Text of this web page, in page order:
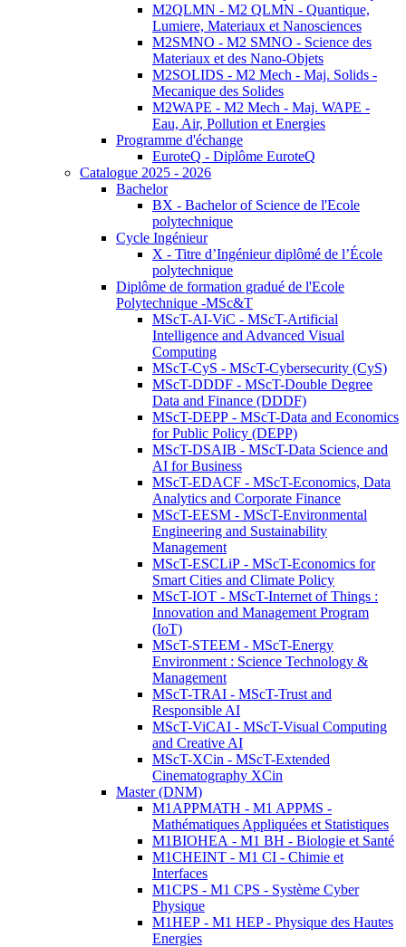
M2QLMN - M2 QLMN - Quantique,
Lumiere, Materiaux et Nanosciences
M2SMNO - M2 SMNO - Science des
Materiaux et des Nano-Objets
M2SOLIDS - M2 Mech - Maj. Solids -
Mecanique des Solides
M2WAPE - M2 Mech - Maj. WAPE -
Eau, Air, Pollution et Energies
Programme d'échange
EuroteQ - Diplôme EuroteQ
Catalogue 2025 - 2026
Bachelor
BX - Bachelor of Science de l'Ecole
polytechnique
Cycle Ingénieur
X - Titre d’Ingénieur diplômé de l’École
polytechnique
Diplôme de formation gradué de l'Ecole
Polytechnique -MSc&T
MScT-AI-ViC - MScT-Artificial
Intelligence and Advanced Visual
Computing
MScT-CyS - MScT-Cybersecurity (CyS)
MScT-DDDF - MScT-Double Degree
Data and Finance (DDDF)
MScT-DEPP - MScT-Data and Economics
for Public Policy (DEPP)
MScT-DSAIB - MScT-Data Science and
AI for Business
MScT-EDACF - MScT-Economics, Data
Analytics and Corporate Finance
MScT-EESM - MScT-Environmental
Engineering and Sustainability
Management
MScT-ESCLiP - MScT-Economics for
Smart Cities and Climate Policy
MScT-IOT - MScT-Internet of Things :
Innovation and Management Program
(IoT)
MScT-STEEM - MScT-Energy
Environment : Science Technology &
Management
MScT-TRAI - MScT-Trust and
Responsible AI
MScT-ViCAI - MScT-Visual Computing
and Creative AI
MScT-XCin - MScT-Extended
Cinematography XCin
Master (DNM)
M1APPMATH - M1 APPMS -
Mathématiques Appliquées et Statistiques
M1BIOHEA - M1 BH - Biologie et Santé
M1CHEINT - M1 CI - Chimie et
Interfaces
M1CPS - M1 CPS - Système Cyber
Physique
M1HEP - M1 HEP - Physique des Hautes
Energies